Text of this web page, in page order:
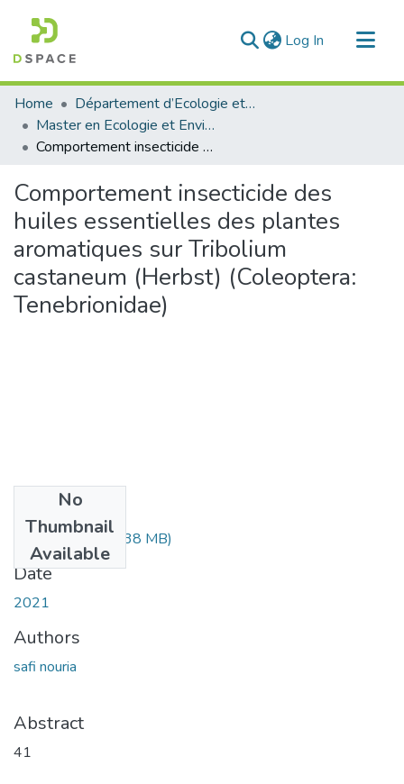
Log In (current)
Communities & Collections
All of DSpace
Statistics
Home
Département d’Ecologie et Environnement
Master en Ecologie et Environnement
Comportement insecticide des huiles essentielles des plantes aromatiques sur Tribolium castaneum (Herbst) (Coleoptera: Tenebrionidae)
Comportement insecticide des
huiles essentielles des plantes
aromatiques sur Tribolium
castaneum (Herbst) (Coleoptera:
Tenebrionidae)
No
Thumbnail
Available
nouria_safi.pdf(1.38 MB)
Date
2021
Authors
safi nouria
Abstract
41